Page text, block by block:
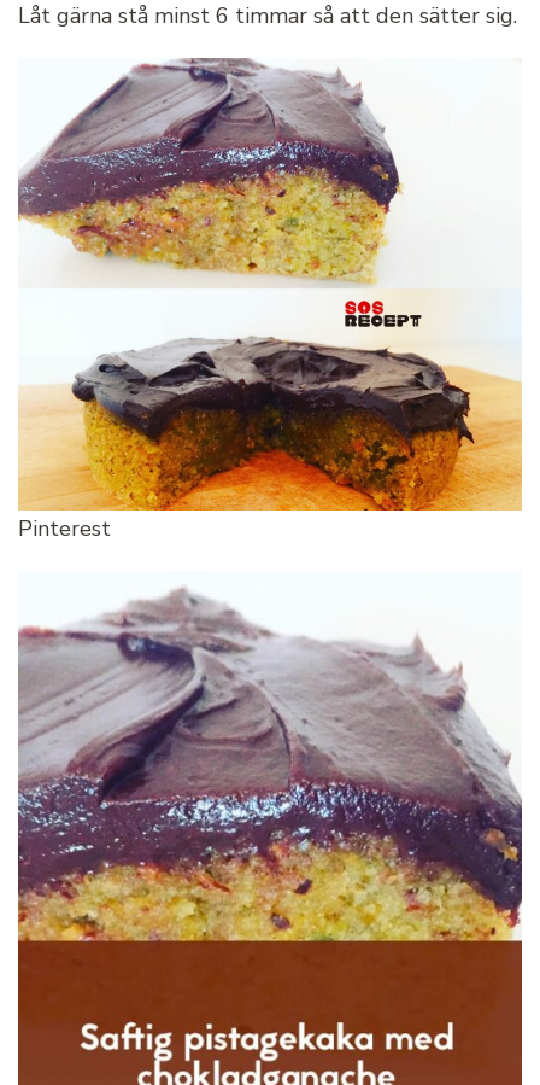
Låt gärna stå minst 6 timmar så att den sätter sig.
Pinterest